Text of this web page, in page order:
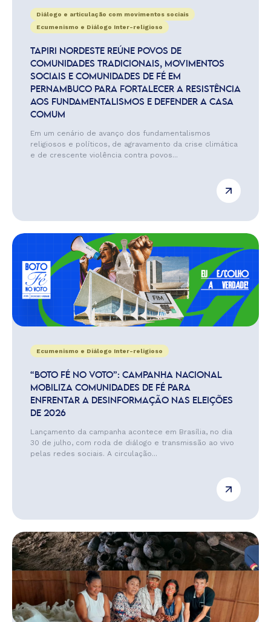
Diálogo e articulação com movimentos sociais
Ecumenismo e Diálogo Inter-religioso
TAPIRI NORDESTE REÚNE POVOS DE
COMUNIDADES TRADICIONAIS, MOVIMENTOS
SOCIAIS E COMUNIDADES DE FÉ EM
PERNAMBUCO PARA FORTALECER A RESISTÊNCIA
AOS FUNDAMENTALISMOS E DEFENDER A CASA
COMUM
Em um cenário de avanço dos fundamentalismos
religiosos e políticos, de agravamento da crise climática
e de crescente violência contra povos...
Ecumenismo e Diálogo Inter-religioso
“BOTO FÉ NO VOTO”: CAMPANHA NACIONAL
MOBILIZA COMUNIDADES DE FÉ PARA
ENFRENTAR A DESINFORMAÇÃO NAS ELEIÇÕES
DE 2026
Lançamento da campanha acontece em Brasília, no dia
30 de julho, com roda de diálogo e transmissão ao vivo
pelas redes sociais. A circulação...